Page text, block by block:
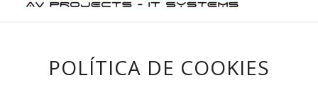
POLÍTICA DE COOKIES